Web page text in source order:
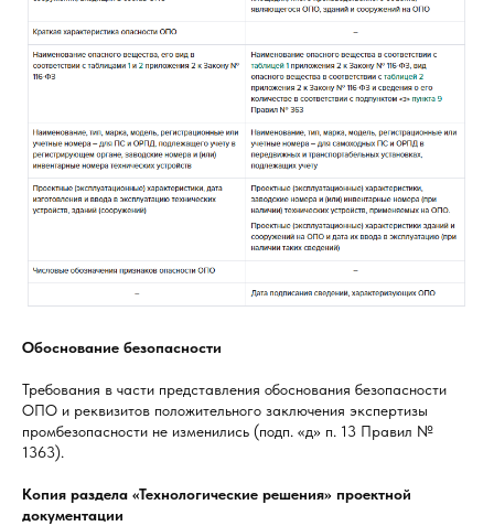
Обоснование безопасности
Требования в части представления обоснования безопасности
ОПО и реквизитов положительного заключения экспертизы
промбезопасности не изменились (подп. «д» п. 13 Правил №
1363).
Копия раздела «Технологические решения» проектной
документации